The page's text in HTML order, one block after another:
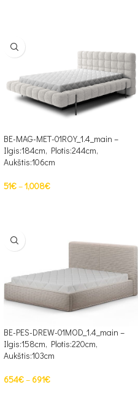
BE-MAG-MET-01ROY_1.4_main –
Ilgis:184cm, Plotis:244cm,
Aukštis:106cm
51€–1,008€
BE-PES-DREW-01MOD_1.4_main –
Ilgis:158cm, Plotis:220cm,
Aukštis:103cm
654€– 691€